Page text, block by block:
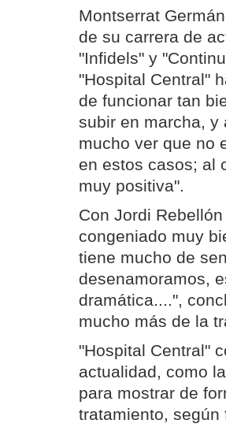
Montserrat
de su carrera de
"Infidels" y
"Hospital Central"
de funcionar tan
subir en marcha, y
mucho ver que no
en estos casos; al
muy positiva".
Con Jordi
congeniado muy
tiene mucho de
desenamoramos,
dramática....",
mucho más de la
"Hospital Central"
actualidad, como
para mostrar de
tratamiento,